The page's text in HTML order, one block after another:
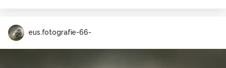
eus.fotografie-66-